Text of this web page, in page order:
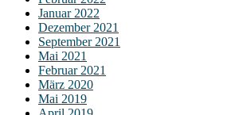
Januar 2022
Dezember 2021
September 2021
Mai 2021
Februar 2021
März 2020
Mai 2019